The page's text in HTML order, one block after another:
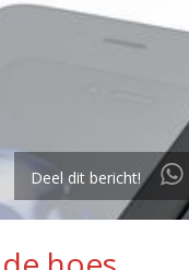
Deel dit bericht!